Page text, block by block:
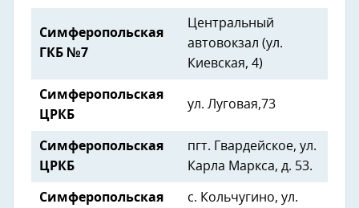
Симферопольская
ГКБ №7
Центральный
автовокзал (ул.
Киевская, 4)
Симферопольская
ЦРКБ
ул. Луговая,73
Симферопольская
ЦРКБ
пгт. Гвардейское, ул.
Карла Маркса, д. 53.
Симферопольская с. Кольчугино, ул.